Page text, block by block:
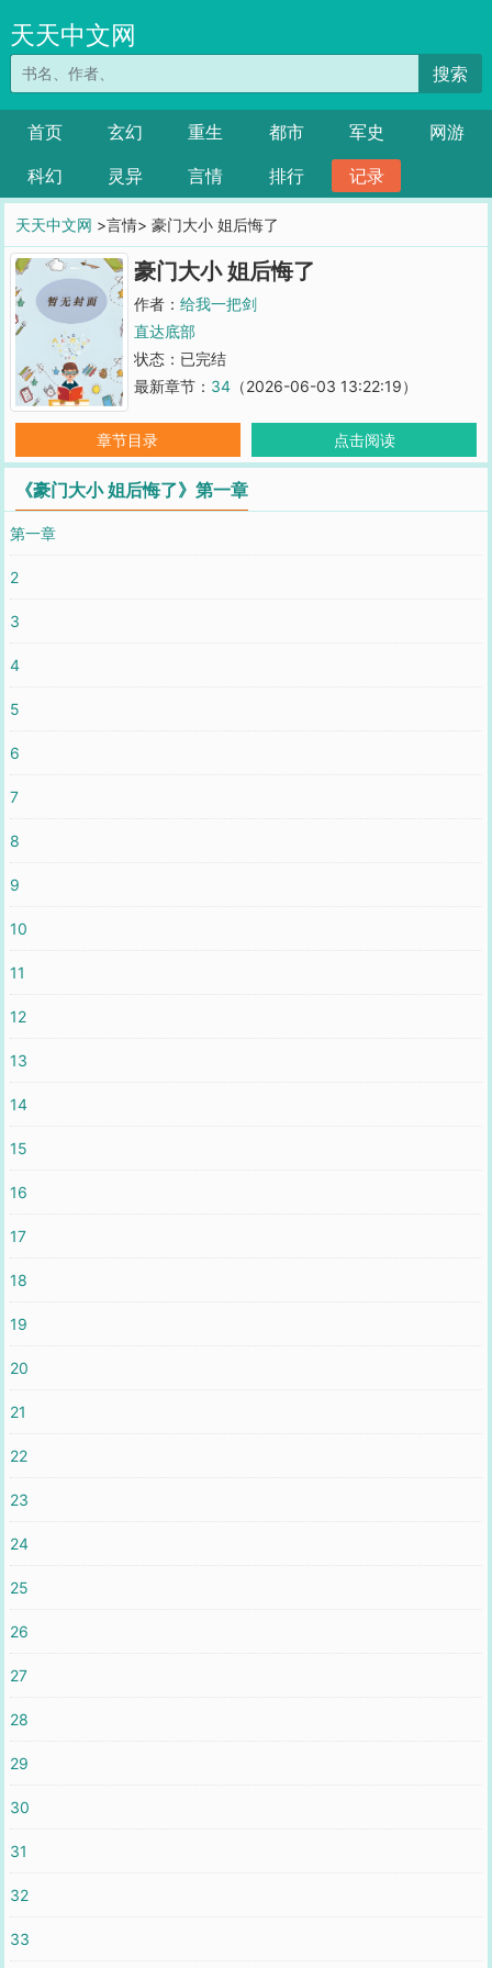
天天中文网
搜索
首页 玄幻 重生 都市 军史
网游
科幻
灵异 言情 排行 记录
天天中文网 >言情> 豪门大小 姐后悔了
豪门大小 姐后悔了
作者： 给我一把剑
直达底部
状态：已完结
最新章节： 34（2026-06-03 13:22:19）
章节目录 点击阅读
《豪门大小 姐后悔了》第一章
第一章
2
3
4
5
6
7
8
9
10
11
12
13
14
15
16
17
18
19
20
21
22
23
24
25
26
27
28
29
30
31
32
33